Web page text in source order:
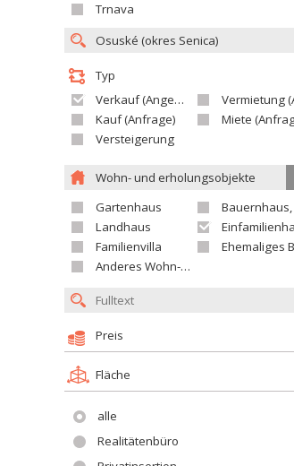
Trnava
Typ
Verkauf (Angebot)
Vermietung
Kauf (Anfrage)
Miete
Versteigerung
Wohn- und erholungsobjekte
Gartenhaus
Bauernhaus,
Landhaus
Familienvilla
Ehemaliges
Anderes Wohn- oder Ferienobjekt
Preis
Fläche
alle
Realitätenbüro